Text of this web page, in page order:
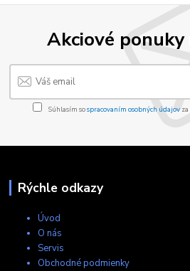
Akciové ponuky
Súhlasím sospracovaním osobných údajov
Rýchle odkazy
Úvod
O nás
Servis
Obchodné podmienky